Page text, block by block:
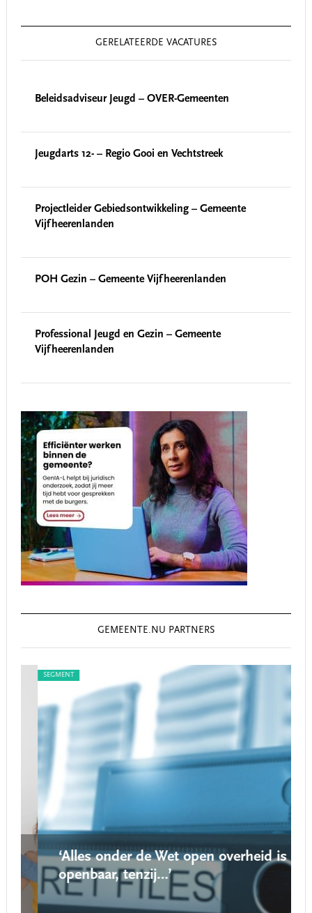
GERELATEERDE VACATURES
Beleidsadviseur Jeugd – OVER-Gemeenten
Jeugdarts 12- – Regio Gooi en Vechtstreek
Projectleider Gebiedsontwikkeling – Gemeente
Vijfheerenlanden
POH Gezin – Gemeente Vijfheerenlanden
Professional Jeugd en Gezin – Gemeente
Vijfheerenlanden
GEMEENTE.NU PARTNERS
SEGMENT
‘Alles onder de Wet open overheid is
openbaar, tenzij…’